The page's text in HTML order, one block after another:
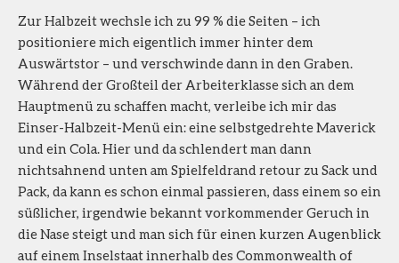
Zur Halbzeit wechsle ich zu 99 % die Seiten – ich
positioniere mich eigentlich immer hinter dem
Auswärtstor – und verschwinde dann in den Graben.
Während der Großteil der Arbeiterklasse sich an dem
Hauptmenü zu schaffen macht, verleibe ich mir das
Einser-Halbzeit-Menü ein: eine selbstgedrehte Maverick
und ein Cola. Hier und da schlendert man dann
nichtsahnend unten am Spielfeldrand retour zu Sack und
Pack, da kann es schon einmal passieren, dass einem so ein
süßlicher, irgendwie bekannt vorkommender Geruch in
die Nase steigt und man sich für einen kurzen Augenblick
auf einem Inselstaat innerhalb des Commonwealth of